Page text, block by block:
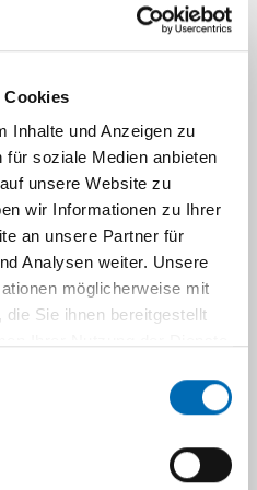
Cookies
Inhalte und Anzeigen zu
soziale Medien anbieten
unsere Website zu
wir Informationen zu Ihrer
an unsere Partner für
Analysen weiter. Unsere
möglicherweise mit
Sie ihnen bereitgestellt
1550-1900
Material und
D’s reisenden
(Berlin)
Schreiben im